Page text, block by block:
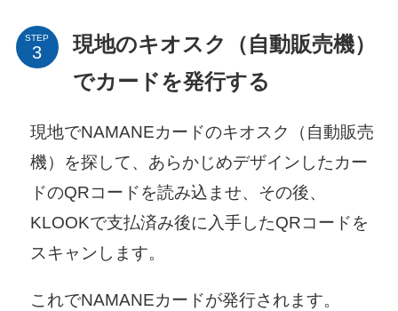
STEP
現地のキオスク（自動販売機）
でカードを発行する
現地でNAMANEカードのキオスク（自動販売
機）を探して、あらかじめデザインしたカー
ドのQRコードを読み込ませ、その後、
KLOOKで支払済み後に入手したQRコードを
スキャンします。
これでNAMANEカードが発行されます。